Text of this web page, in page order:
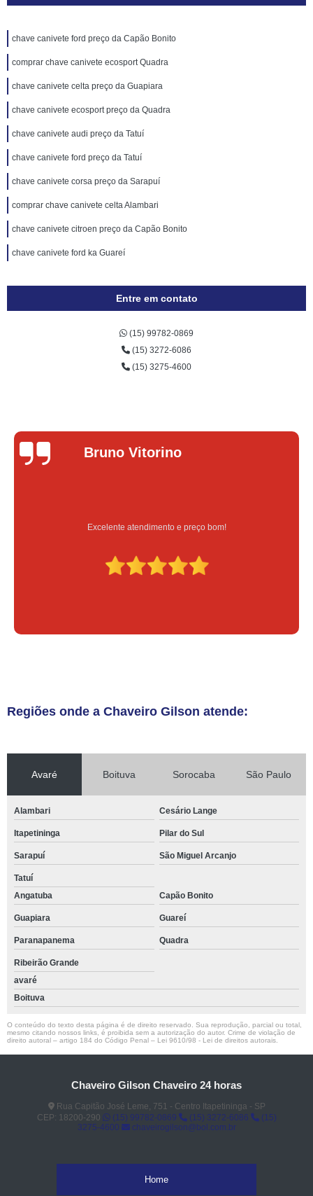
chave canivete ford preço da Capão Bonito
comprar chave canivete ecosport Quadra
chave canivete celta preço da Guapiara
chave canivete ecosport preço da Quadra
chave canivete audi preço da Tatuí
chave canivete ford preço da Tatuí
chave canivete corsa preço da Sarapuí
comprar chave canivete celta Alambari
chave canivete citroen preço da Capão Bonito
chave canivete ford ka Guareí
Entre em contato
(15) 99782-0869
(15) 3272-6086
(15) 3275-4600
Bruno Vitorino
Excelente atendimento e preço bom!
Regiões onde a Chaveiro Gilson atende:
Avaré Boituva Sorocaba São Paulo
Alambari Cesário Lange
Itapetininga Pilar do Sul
Sarapuí São Miguel Arcanjo
Tatuí
Angatuba
Capão Bonito
Guapiara Guareí
Paranapanema Quadra
Ribeirão Grande
avaré
Boituva
O conteúdo do texto desta página é de direito reservado. Sua reprodução, parcial ou total,
mesmo citando nossos links, é proibida sem a autorização do autor. Crime de violação de
direito autoral – artigo 184 do Código Penal – Lei 9610/98 - Lei de direitos autorais
Chaveiro Gilson Chaveiro 24 horas
Rua Capitão José Leme, 751 - Centro Itapetininga - SP
CEP: 18200-290
(15) 99782-0869 (15) 3272-6086
(15)
3275-4600
chaveirogilson@bol.com.br
Home